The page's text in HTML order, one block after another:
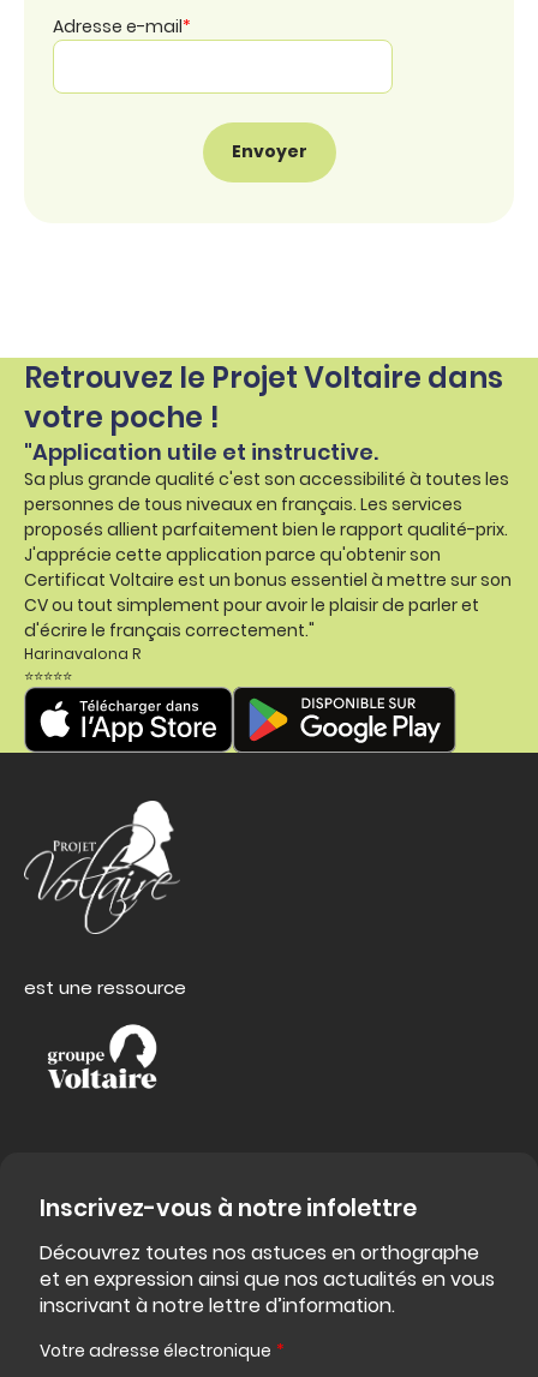
Adresse e-mail*
Retrouvez le Projet Voltaire dans
votre poche !
"Application utile et instructive.
Sa plus grande qualité c'est son accessibilité à toutes les
personnes de tous niveaux en français. Les services
proposés allient parfaitement bien le rapport qualité-prix.
J'apprécie cette application parce qu'obtenir son
Certificat Voltaire est un bonus essentiel à mettre sur son
CV ou tout simplement pour avoir le plaisir de parler et
d'écrire le français correctement."
Harinavalona R
⭐⭐⭐⭐⭐
est une ressource
Inscrivez-vous à notre infolettre
Découvrez toutes nos astuces en orthographe
et en expression ainsi que nos actualités en vous
inscrivant à notre lettre d’information.
Votre adresse électronique *